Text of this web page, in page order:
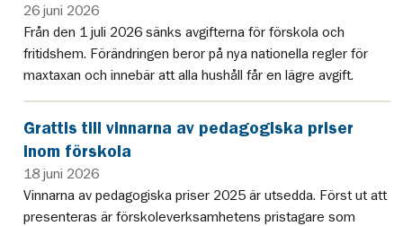
26 juni 2026
Från den 1 juli 2026 sänks avgifterna för förskola och
fritidshem. Förändringen beror på nya nationella regler för
maxtaxan och innebär att alla hushåll får en lägre avgift.
Grattis till vinnarna av pedagogiska priser
inom förskola
18 juni 2026
Vinnarna av pedagogiska priser 2025 är utsedda. Först ut att
presenteras är förskoleverksamhetens pristagare som